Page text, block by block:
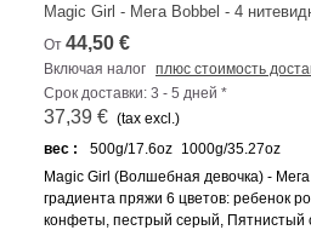
Magic Girl - Мега Bobbel - 4
От 44,50 €
Включая налог плюс стоимость
Срок доставки: 3 - 5 дней *
37,39 € (tax excl.)
вес :
500g/17.6oz 1000g/35.27oz
Magic Girl (Волшебная девочка) -
градиента пряжи 6 цветов: ребенок
конфеты, пестрый серый, Пятнистый